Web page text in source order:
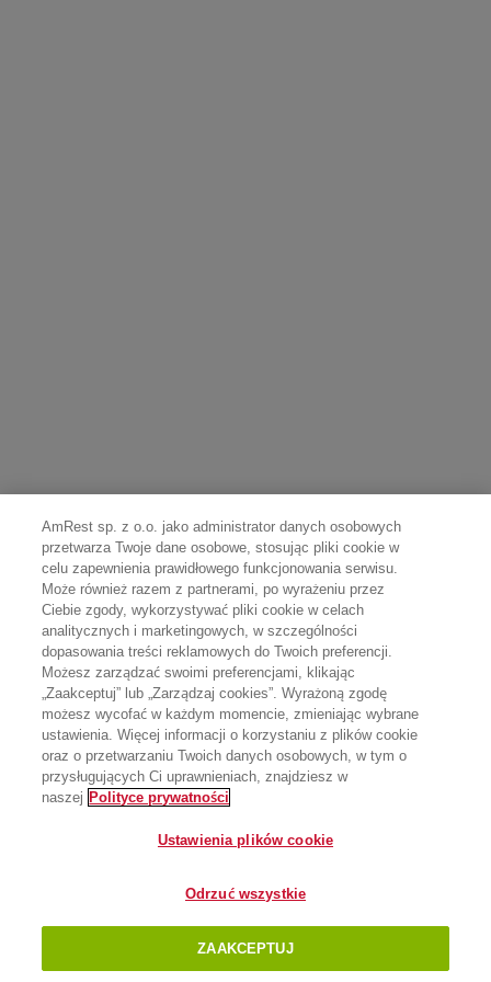
AmRest sp. z o.o. jako administrator danych osobowych
przetwarza Twoje dane osobowe, stosując pliki cookie w
celu zapewnienia prawidłowego funkcjonowania serwisu.
Może również razem z partnerami, po wyrażeniu przez
Ciebie zgody, wykorzystywać pliki cookie w celach
analitycznych i marketingowych, w szczególności
dopasowania treści reklamowych do Twoich preferencji.
Możesz zarządzać swoimi preferencjami, klikając
„Zaakceptuj” lub „Zarządzaj cookies”. Wyrażoną zgodę
możesz wycofać w każdym momencie, zmieniając wybrane
ustawienia. Więcej informacji o korzystaniu z plików cookie
oraz o przetwarzaniu Twoich danych osobowych, w tym o
przysługujących Ci uprawnieniach, znajdziesz w
naszej Polityce prywatności
Ustawienia plików cookie
Odrzuć wszystkie
ZAAKCEPTUJ